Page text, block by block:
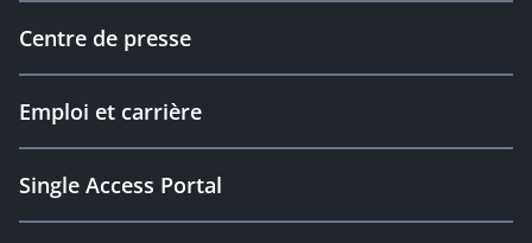
Centre de presse
Emploi et carrière
Single Access Portal